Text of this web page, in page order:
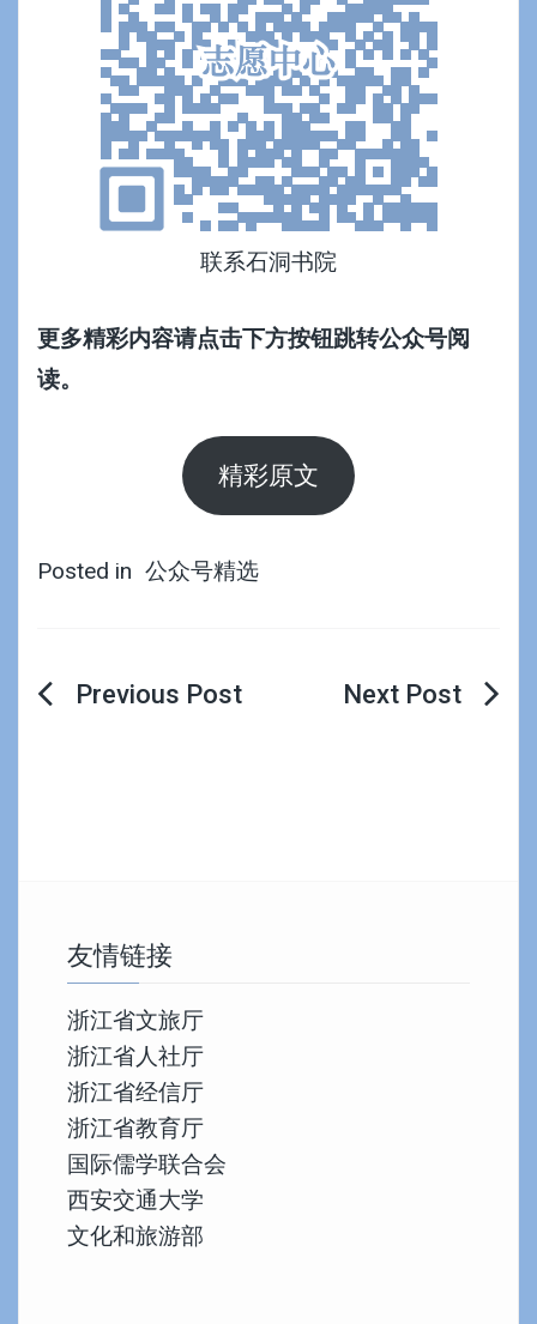
联系石洞书院
更多精彩内容请点击下方按钮跳转公众号阅
读。
精彩原文
Posted in 公众号精选
文
友情链接
浙江省文旅厅
浙江省人社厅
浙江省经信厅
浙江省教育厅
国际儒学联合会
西安交通大学
文化和旅游部